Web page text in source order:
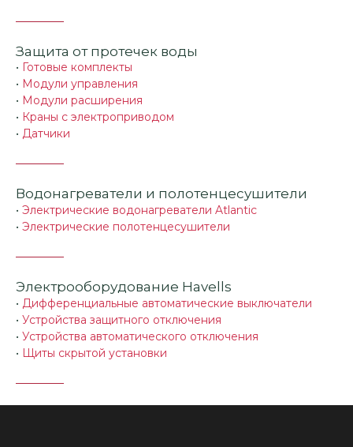
Защита от протечек воды
• Готовые комплекты
• Модули управления
• Модули расширения
• Краны с электроприводом
• Датчики
Водонагреватели и полотенцесушители
• Электрические водонагреватели Atlantic
• Электрические полотенцесушители
Электрооборудование Havells
• Дифференциальные автоматические выключатели
• Устройства защитного отключения
• Устройства автоматического отключения
• Щиты скрытой установки